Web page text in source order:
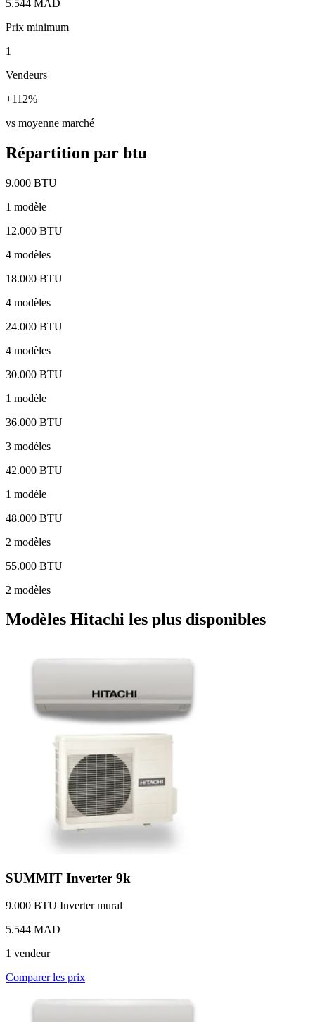
5.544 MAD
Prix minimum
1
Vendeurs
+112%
vs moyenne marché
Répartition par btu
9.000 BTU
1 modèle
12.000 BTU
4 modèles
18.000 BTU
4 modèles
24.000 BTU
4 modèles
30.000 BTU
1 modèle
36.000 BTU
3 modèles
42.000 BTU
1 modèle
48.000 BTU
2 modèles
55.000 BTU
2 modèles
Modèles Hitachi les plus disponibles
SUMMIT Inverter 9k
9.000 BTU Inverter mural
5.544 MAD
1 vendeur
Comparer les prix